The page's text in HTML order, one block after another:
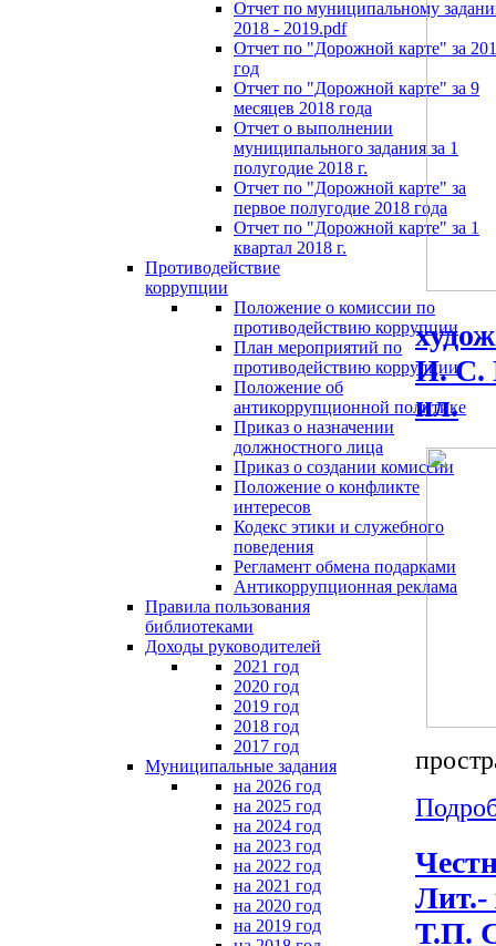
Отчет по муниципальному
2018 - 2019.pdf
Отчет по "Дорожной карте" за
год
Отчет по "Дорожной карте" за 9
месяцев 2018 года
Отчет о выполнении
муниципального задания за 1
полугодие 2018 г.
Отчет по "Дорожной карте" за
первое полугодие 2018 года
Отчет по "Дорожной карте" за 1
квартал 2018 г.
Противодействие
коррупции
Положение о комиссии по
противодействию коррупции
План мероприятий по
противодействию коррупции
Положение об
антикоррупционной политике
Приказ о назначении
должностного лица
Приказ о создании комиссии
Положение о конфликте
интересов
Кодекс этики и служебного
поведения
Регламент обмена подарками
Антикоррупционная реклама
Правила пользования
библиотеками
Доходы руководителей
2021 год
2020 год
2019 год
2018 год
2017 год
Муниципальные задания
на 2026 год
на 2025 год
на 2024 год
на 2023 год
на 2022 год
на 2021 год
на 2020 год
на 2019 год
И. С.
ил.
Лит.-
Т.П.